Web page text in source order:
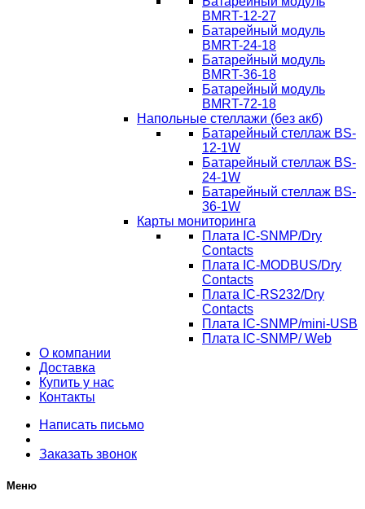
BMRT-12-27
Батарейный модуль
BMRT-24-18
Батарейный модуль
BMRT-36-18
Батарейный модуль
BMRT-72-18
Напольные стеллажи (без акб)
Батарейный стеллаж BS-
12-1W
Батарейный стеллаж BS-
24-1W
Батарейный стеллаж BS-
36-1W
Карты мониторинга
Плата IC-SNMP/Dry
Contacts
Плата IC-MODBUS/Dry
Contacts
Плата IC-RS232/Dry
Contacts
Плата IC-SNMP/mini-USB
Плата IC-SNMP/ Web
О компании
Доставка
Купить у нас
Контакты
Написать письмо
Заказать звонок
Меню